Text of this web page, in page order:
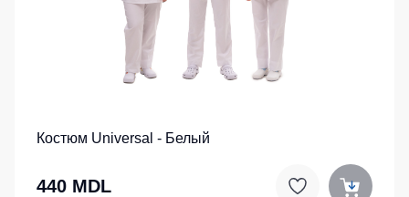
Костюм Universal - Белый
440 MDL